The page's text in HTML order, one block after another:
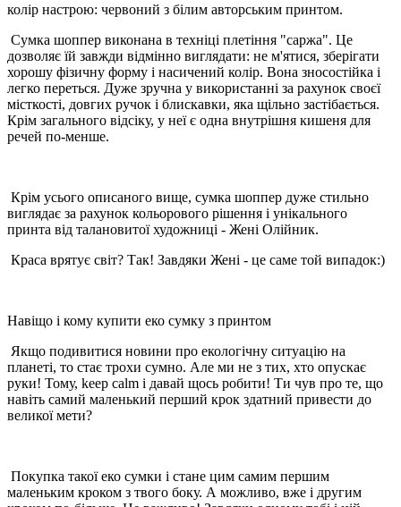
колір настрою: червоний з білим авторським принтом.
Сумка шоппер виконана в техніці плетіння "саржа". Це
дозволяє їй завжди відмінно виглядати: не м'ятися, зберігати
хорошу фізичну форму і насичений колір. Вона зносостійка і
легко переться. Дуже зручна у використанні за рахунок своєї
місткості, довгих ручок і блискавки, яка щільно застібається.
Крім загального відсіку, у неї є одна внутрішня кишеня для
речей по-менше.
Крім усього описаного вище, сумка шоппер дуже стильно
виглядає за рахунок кольорового рішення і унікального
принта від талановитої художниці - Жені Олійник.
Краса врятує світ? Так! Завдяки Жені - це саме той випадок:)
Навіщо і кому купити еко сумку з принтом
Якщо подивитися новини про екологічну ситуацію на
планеті, то стає трохи сумно. Але ми не з тих, хто опускає
руки! Тому, keep calm і давай щось робити! Ти чув про те, що
навіть самий маленький перший крок здатний привести до
великої мети?
Покупка такої еко сумки і стане цим самим першим
маленьким кроком з твого боку. А можливо, вже і другим